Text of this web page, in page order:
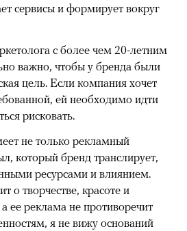
сервисы и формирует вокруг
с более чем 20-летним
важно, чтобы у бренда были
цель. Если компания хочет
ей необходимо идти
рисковать.
не только рекламный
который бренд транслирует,
ресурсами и влиянием.
о творчестве, красоте и
ее реклама не противоречит
я не вижу оснований